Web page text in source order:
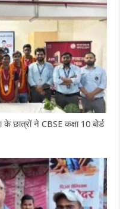
ने CBSE कक्षा 10 बोर्ड